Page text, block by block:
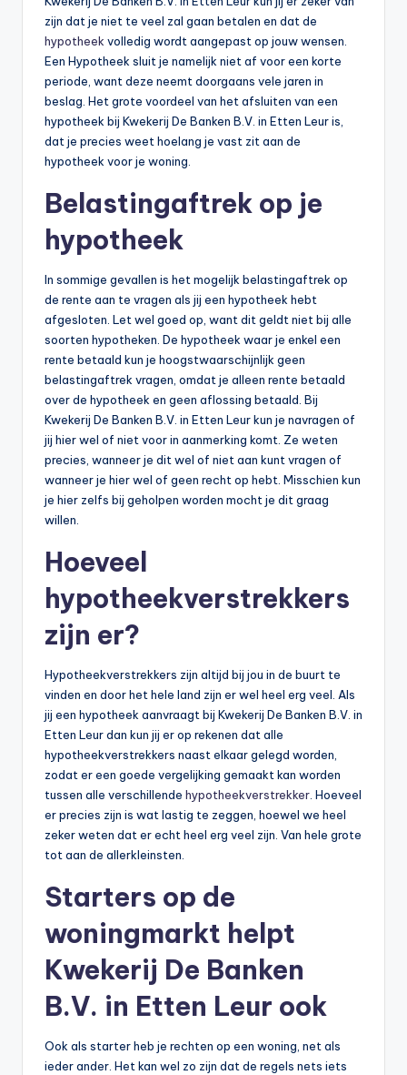
zijn dat je niet te veel zal gaan betalen en dat de
hypotheek volledig wordt aangepast op jouw wensen.
Een Hypotheek sluit je namelijk niet af voor een korte
periode, want deze neemt doorgaans vele jaren in
beslag. Het grote voordeel van het afsluiten van een
hypotheek bij Kwekerij De Banken B.V. in Etten Leur is,
dat je precies weet hoelang je vast zit aan de
hypotheek voor je woning.
Belastingaftrek op je
hypotheek
In sommige gevallen is het mogelijk belastingaftrek op
de rente aan te vragen als jij een hypotheek hebt
afgesloten. Let wel goed op, want dit geldt niet bij alle
soorten hypotheken. De hypotheek waar je enkel een
rente betaald kun je hoogstwaarschijnlijk geen
belastingaftrek vragen, omdat je alleen rente betaald
over de hypotheek en geen aflossing betaald. Bij
Kwekerij De Banken B.V. in Etten Leur kun je navragen of
jij hier wel of niet voor in aanmerking komt. Ze weten
precies, wanneer je dit wel of niet aan kunt vragen of
wanneer je hier wel of geen recht op hebt. Misschien kun
je hier zelfs bij geholpen worden mocht je dit graag
willen.
Hoeveel
hypotheekverstrekkers
zijn er?
Hypotheekverstrekkers zijn altijd bij jou in de buurt te
vinden en door het hele land zijn er wel heel erg veel. Als
jij een hypotheek aanvraagt bij Kwekerij De Banken B.V. in
Etten Leur dan kun jij er op rekenen dat alle
hypotheekverstrekkers naast elkaar gelegd worden,
zodat er een goede vergelijking gemaakt kan worden
tussen alle verschillende hypotheekverstrekker. Hoeveel
er precies zijn is wat lastig te zeggen, hoewel we heel
zeker weten dat er echt heel erg veel zijn. Van hele grote
tot aan de allerkleinsten.
Starters op de
woningmarkt helpt
Kwekerij De Banken
B.V. in Etten Leur ook
Ook als starter heb je rechten op een woning, net als
ieder ander. Het kan wel zo zijn dat de regels nets iets